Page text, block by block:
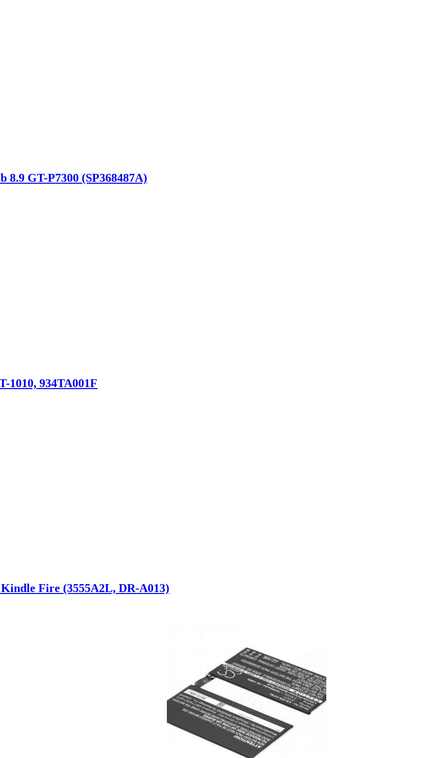
8.9 GT-P7300 (SP368487A)
1010, 934TA001F
Fire (3555A2L, DR-A013)